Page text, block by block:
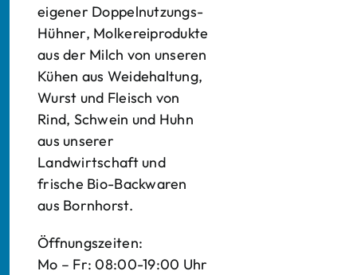
eigener Doppelnutzungs-
Hühner, Molkereiprodukte
aus der Milch von unseren
Kühen aus Weidehaltung,
Wurst und Fleisch von
Rind, Schwein und Huhn
aus unserer
Landwirtschaft und
frische Bio-Backwaren
aus Bornhorst.
Öffnungszeiten:
Mo – Fr: 08:00-19:00 Uhr